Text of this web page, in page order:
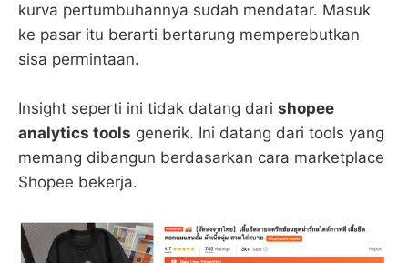
kurva pertumbuhannya sudah mendatar. Masuk
ke pasar itu berarti bertarung memperebutkan
sisa permintaan.
Insight seperti ini tidak datang dari shopee
analytics tools generik. Ini datang dari tools yang
memang dibangun berdasarkan cara marketplace
Shopee bekerja.